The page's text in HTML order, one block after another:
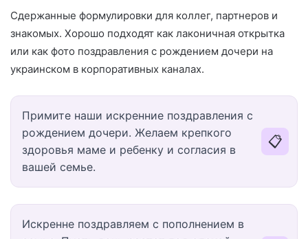
Сдержанные формулировки для коллег, партнеров и
знакомых. Хорошо подходят как лаконичная открытка
или как фото поздравления с рождением дочери на
украинском в корпоративных каналах.
Примите наши искренние поздравления с
рождением дочери. Желаем крепкого
здоровья маме и ребенку и согласия в
вашей семье.
📋
Искренне поздравляем с пополнением в